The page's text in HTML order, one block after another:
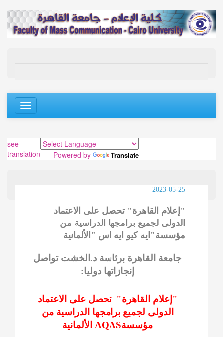
Toggle
navigation
see
translation
Powered by Translate
2023-05-25
"إعلام القاهرة" تحصل على الاعتماد
الدولى لجميع برامجها الدراسية من
مؤسسة"ايه كيو ايه اس "الألمانية
جامعة القاهرة برئاسة د.الخشت تواصل
إنجازاتها دوليا:
"إعلام القاهرة" تحصل على الاعتماد
الدولى لجميع برامجها الدراسية من
مؤسسةAQAS الألمانية